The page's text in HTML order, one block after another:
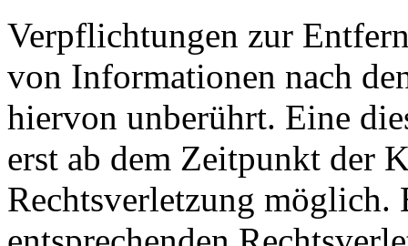
Verpflichtungen zur
von Informationen nach
hiervon unberührt. Eine
erst ab dem Zeitpunkt der
Rechtsverletzung möglich.